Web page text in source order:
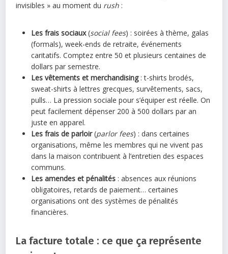
invisibles » au moment du rush :
Les frais sociaux(social fees) : soirées à thème, galas
(formals), week-ends de retraite, événements
caritatifs. Comptez entre 50 et plusieurs centaines de
dollars par semestre.
Les vêtements et merchandising: t-shirts brodés,
sweat-shirts à lettres grecques, survêtements, sacs,
pulls… La pression sociale pour s’équiper est réelle. On
peut facilement dépenser 200 à 500 dollars par an
juste en apparel.
Les frais de parloir(parlor fees) : dans certaines
organisations, même les membres qui ne vivent pas
dans la maison contribuent à l’entretien des espaces
communs.
Les amendes et pénalités : absences aux réunions
obligatoires, retards de paiement… certaines
organisations ont des systèmes de pénalités
financières.
La facture totale : ce que ça représente